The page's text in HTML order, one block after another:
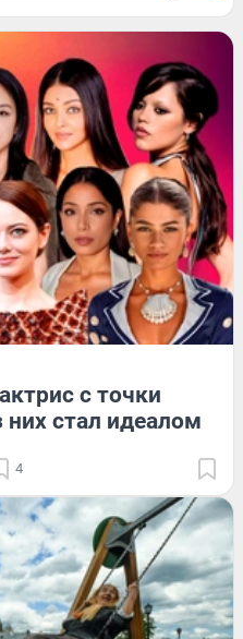
с точки
них стал идеалом
4